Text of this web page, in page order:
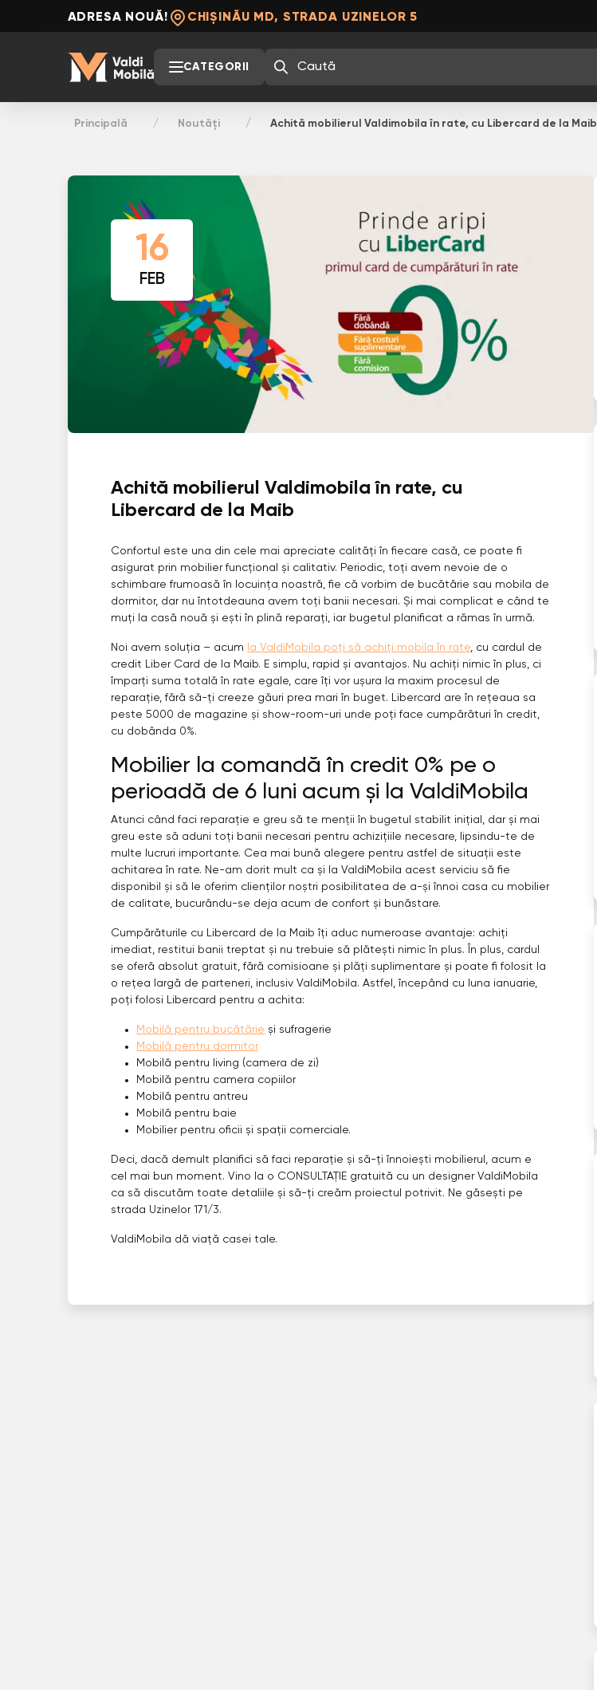
ADRESA NOUĂ! CHIȘINĂU MD, STRADA UZINELOR 5
CATEGORII
Principală Noutăți Achită mobilierul Valdimobila în rate, cu Libercard de la Maib
16
FEB
Achită mobilierul Valdimobila în rate, cu
Libercard de la Maib
Confortul este una din cele mai apreciate calități în fiecare casă, ce poate fi
asigurat prin mobilier funcțional și calitativ. Periodic, toți avem nevoie de o
schimbare frumoasă în locuința noastră, fie că vorbim de bucătărie sau mobila de
dormitor, dar nu întotdeauna avem toți banii necesari. Și mai complicat e când te
muți la casă nouă și ești în plină reparați, iar bugetul planificat a rămas în urmă.
Noi avem soluția – acum la ValdiMobila poți să achiți mobila în rate, cu cardul de
credit Liber Card de la Maib. E simplu, rapid și avantajos. Nu achiți nimic în plus, ci
împarți suma totală în rate egale, care îți vor ușura la maxim procesul de
reparație, fără să-ți creeze găuri prea mari în buget. Libercard are în rețeaua sa
peste 5000 de magazine și show-room-uri unde poți face cumpărături în credit,
cu dobânda 0%.
Mobilier la comandă în credit 0% pe o
perioadă de 6 luni acum și la ValdiMobila
Atunci când faci reparație e greu să te menții în bugetul stabilit inițial, dar și mai
greu este să aduni toți banii necesari pentru achizițiile necesare, lipsindu-te de
multe lucruri importante. Cea mai bună alegere pentru astfel de situații este
achitarea în rate. Ne-am dorit mult ca și la ValdiMobila acest serviciu să fie
disponibil și să le oferim clienților noștri posibilitatea de a-și înnoi casa cu mobilier
de calitate, bucurându-se deja acum de confort și bunăstare.
Cumpărăturile cu Libercard de la Maib îți aduc numeroase avantaje: achiți
imediat, restitui banii treptat și nu trebuie să plătești nimic în plus. În plus, cardul
se oferă absolut gratuit, fără comisioane și plăți suplimentare și poate fi folosit la
o rețea largă de parteneri, inclusiv ValdiMobila. Astfel, începând cu luna ianuarie,
poți folosi Libercard pentru a achita:
Mobilă pentru bucătărie și sufragerie
Mobilă pentru dormitor
Mobilă pentru living (camera de zi)
Mobilă pentru camera copiilor
Mobilă pentru antreu
Mobilă pentru baie
Mobilier pentru oficii și spații comerciale.
Deci, dacă demult planifici să faci reparație și să-ți înnoiești mobilierul, acum e
cel mai bun moment. Vino la o CONSULTAȚIE gratuită cu un designer ValdiMobila
ca să discutăm toate detaliile și să-ți creăm proiectul potrivit. Ne găsești pe
strada Uzinelor 171/3.
ValdiMobila dă viață casei tale.